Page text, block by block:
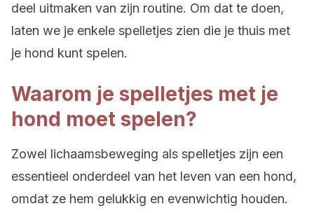
deel uitmaken van zijn routine. Om dat te doen,
laten we je enkele spelletjes zien die je thuis met
je hond kunt spelen.
Waarom je spelletjes met je
hond moet spelen?
Zowel lichaamsbeweging als spelletjes zijn een
essentieel onderdeel van het leven van een hond,
omdat ze hem gelukkig en evenwichtig houden.